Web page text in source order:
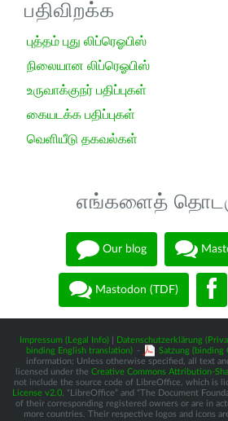
பதிவிறக்க
புத்தம் புது லிப்ரெஓபிஸ்
நிலையான லிப்ரெஓபிஸ்
உருவாக்குநர் பதிப்புகள்
கையடக்க பதிப்புகள்
வெளியீடு தகவல்கள்
எங்களைத்
Our blog
Mastodon (TDF)
Impressum (Legal Info) Datenschutzerklärung
binding English translation) - Satzung (binding
information: Unless otherwise specified, all text
licensed under the Creative Commons Attribution-
not include the source code of LibreOffice, which is
License v2.0 . “LibreOffice” and “The Document
of their corresponding registered owners or are in
more countries. Their respective logos and icons